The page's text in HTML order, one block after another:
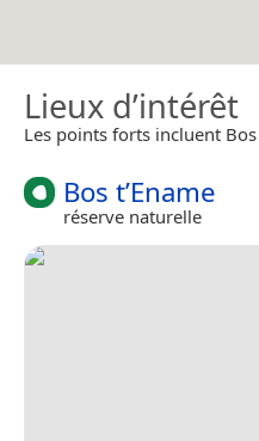
Lieux d’intérêt
Les points forts incluent
Bos t’Ename
réserve naturelle